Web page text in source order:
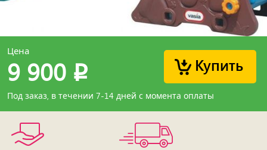
Купить
Цена
9 900 p
Под заказ, в течении 7-14 дней с момента оплаты